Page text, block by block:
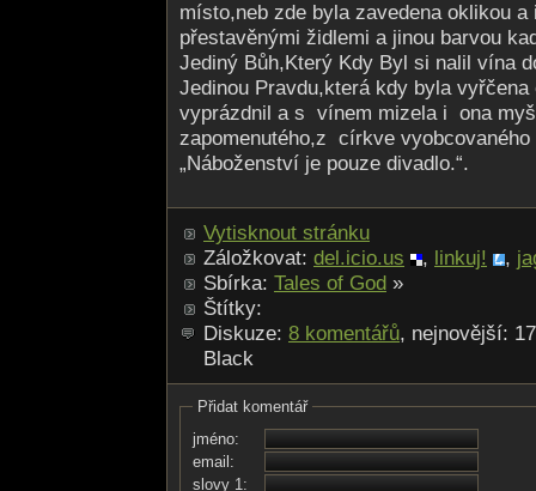
místo,neb zde byla zavedena oklikou a
přestavěnými židlemi a jinou barvou
Jediný Bůh,Který Kdy Byl si nalil vína
Jedinou Pravdu,která kdy byla
vyprázdnil a s vínem mizela i ona
zapomenutého,z cír­kve vyobcovaného
„Náboženství je pouze divadlo.“.
Vytisknout stránku
Záložkovat: del.icio.us , linkuj! ,
Sbírka: Tales of God »
Štítky:
Diskuze: 8 komentářů, nejnovější:
Black
Přidat komentář
jméno:
email:
slovy 1: